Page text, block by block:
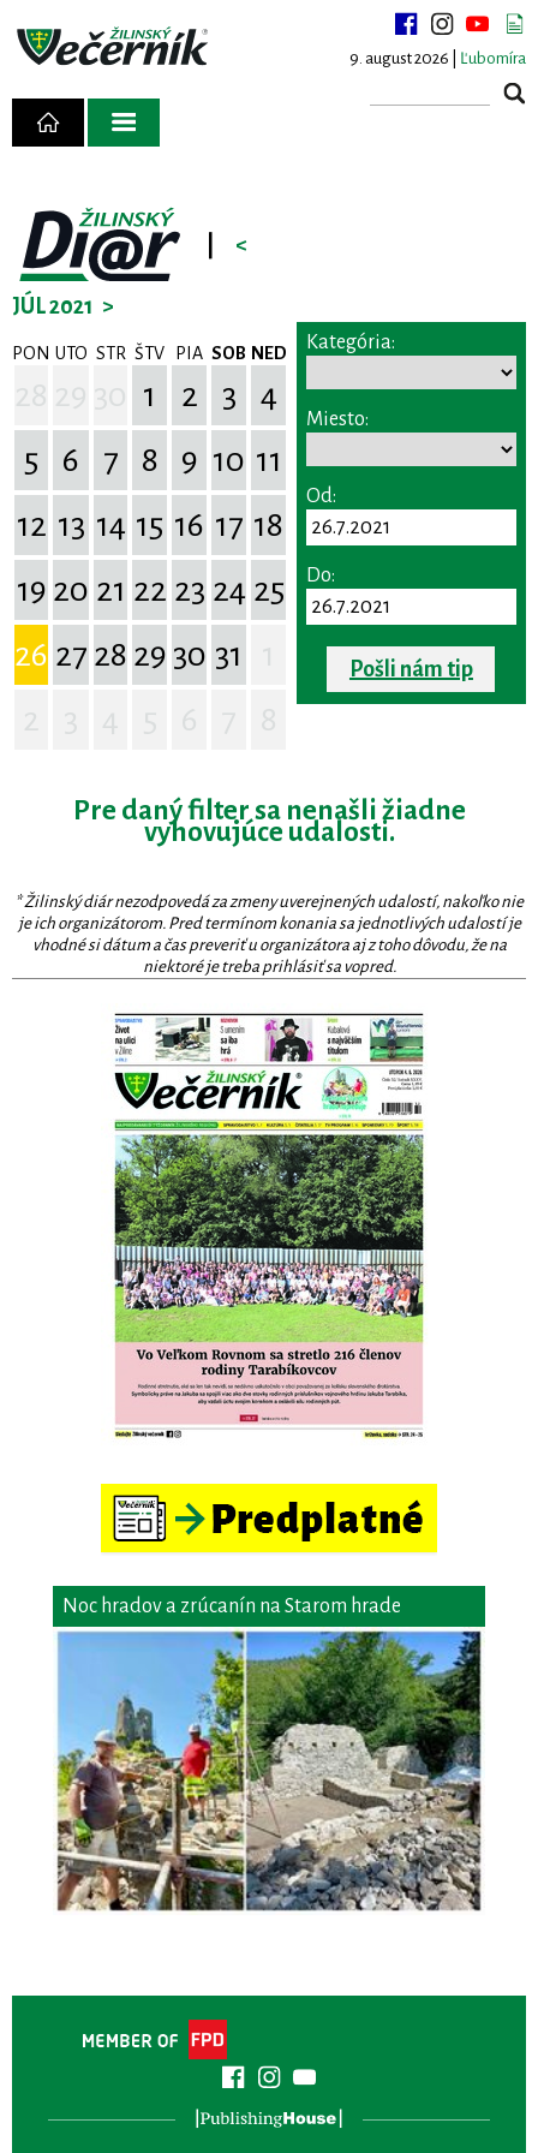
9. august 2026 | Ľubomíra
<
JÚL 2021 >
PON UTO STR ŠTV PIA SOB NED
1 2 3
4
5
6 7 8 9 10 11
12 13 14 15 16 17 18
19 20 21 22 23 24 25
26 27 28 29 30 31
Kategória:
Miesto:
Od:
Do:
Pošli nám tip
Pre daný filter sa nenašli žiadne
vyhovujúce udalosti.
* Žilinský diár nezodpovedá za zmeny uverejnených udalostí, nakoľko nie
je ich organizátorom. Pred termínom konania sa jednotlivých udalostí je
vhodné si dátum a čas preveriť u organizátora aj z toho dôvodu, že na
niektoré je treba prihlásiť sa vopred.
Noc hradov a zrúcanín na Starom hrade